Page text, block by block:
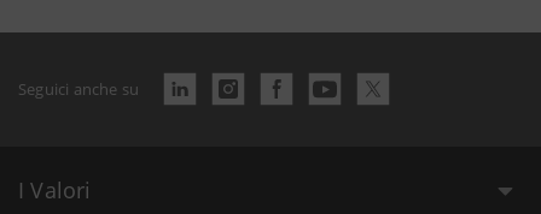
Seguici anche su
I Valori